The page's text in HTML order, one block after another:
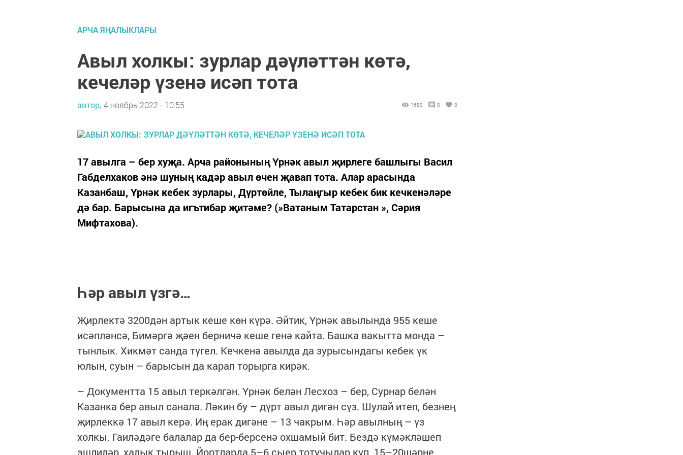
АРЧА ЯҢАЛЫКЛАРЫ
Авыл холкы: зурлар дәүләттән көтә,
кечеләр үзенә исәп тота
автор, 4 ноябрь 2022 - 10:55 1680 0 0
17 авылга – бер хуҗа. Арча районының Үрнәк авыл җирлеге башлыгы Васил
Габделхаков әнә шуның кадәр авыл өчен җавап тота. Алар арасында
Казанбаш, Үрнәк кебек зурлары, Дүртөйле, Тылаңгыр кебек бик кечкенәләре
дә бар. Барысына да игътибар җитәме? (»Ватаным Татарстан », Сәрия
Мифтахова).
Һәр авыл үзгә…
Җирлектә 3200дән артык кеше көн күрә. Әйтик, Үрнәк авылында 955 кеше
исәпләнсә, Бимәргә җәен берничә кеше генә кайта. Башка вакытта монда –
тынлык. Хикмәт санда түгел. Кечкенә авылда да зурысындагы кебек үк
юлын, суын – барысын да карап торырга кирәк.
– Документта 15 авыл теркәлгән. Үрнәк белән Лесхоз – бер, Сурнар белән
Казанка бер авыл санала. Ләкин бу – дүрт авыл дигән сүз. Шулай итеп, безнең
җирлеккә 17 авыл керә. Иң ерак дигәне – 13 чакрым. Һәр авылның – үз
холкы. Гаиләдәге балалар да бер-берсенә охшамый бит. Бездә күмәкләшеп
эшлиләр, халык тырыш. Йортларда 5–6 сыер тотучылар күп. 15–20шәрне